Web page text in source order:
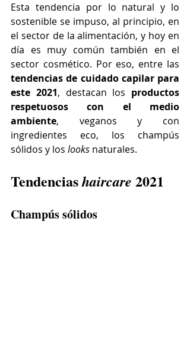
Esta tendencia por lo natural y lo
sostenible se impuso, al principio, en
el sector de la alimentación, y hoy en
día es muy común también en el
tendencias de cuidado capilar para
este 2021, destacan los productos
respetuosos con el medio
ambiente, veganos y con
ingredientes eco, los champús
sólidos y los looks naturales.
Tendencias haircare 2021
Champús sólidos